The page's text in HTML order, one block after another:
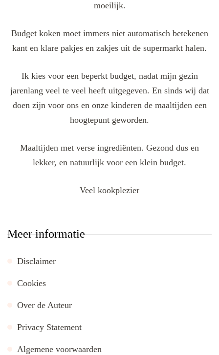
moeilijk.
Budget koken moet immers niet automatisch betekenen
kant en klare pakjes en zakjes uit de supermarkt halen.
Ik kies voor een beperkt budget, nadat mijn gezin
jarenlang veel te veel heeft uitgegeven. En sinds wij dat
doen zijn voor ons en onze kinderen de maaltijden een
hoogtepunt geworden.
Maaltijden met verse ingrediënten. Gezond dus en
lekker, en natuurlijk voor een klein budget.
Veel kookplezier
Meer informatie
Disclaimer
Cookies
Over de Auteur
Privacy Statement
Algemene voorwaarden